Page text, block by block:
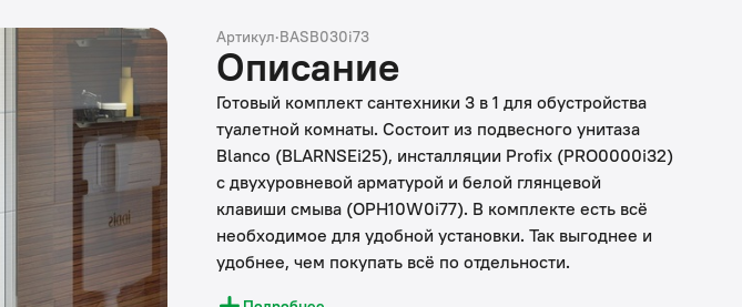
Артикул·BASB030i73
Описание
Готовый комплект сантехники 3 в 1 для обустройства
туалетной комнаты. Состоит из подвесного унитаза
Blanco (BLARNSEi25), инсталляции Profix (PRO0000i32)
с двухуровневой арматурой и белой глянцевой
клавиши смыва (OPH10W0i77). В комплекте есть всё
необходимое для удобной установки. Так выгоднее и
удобнее, чем покупать всё по отдельности.